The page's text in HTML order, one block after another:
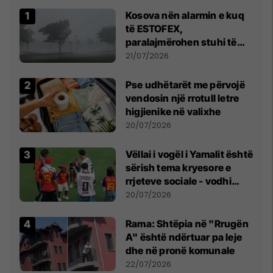
Kosova nën alarmin e kuq
të ESTOFEX,
paralajmërohen stuhi të
fuqishme me breshër dhe
21/07/2026
Pse udhëtarët me përvojë
vendosin një rrotull letre
higjienike në valixhe
20/07/2026
Vëllai i vogël i Yamalit është
sërish tema kryesore e
rrjeteve sociale - vodhi
vëmendjen pas finales së
20/07/2026
Rama: Shtëpia në "Rrugën
A" është ndërtuar pa leje
dhe në pronë komunale
22/07/2026